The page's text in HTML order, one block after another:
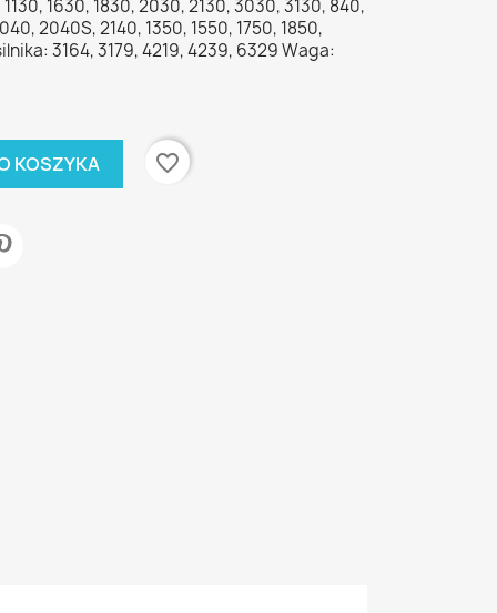
1630, 1830, 2030, 2130, 3030, 3130, 840,
2040S, 2140, 1350, 1550, 1750, 1850,
3164, 3179, 4219, 4239, 6329 Waga:
KOSZYKA favorite_border